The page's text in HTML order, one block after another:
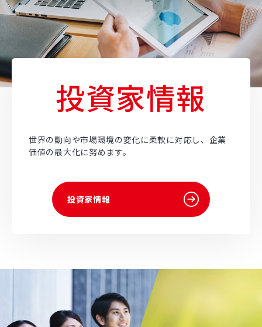
投資家情報
世界の動向や市場環境の変化に柔軟に対応し、企業
価値の最大化に努めます。
投資家情報